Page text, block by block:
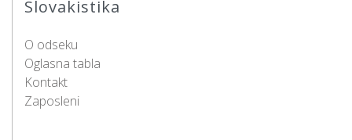
Slovakistika
O odseku
Oglasna tabla
Kontakt
Zaposleni